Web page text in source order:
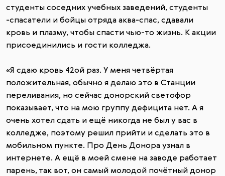
студенты соседних учебных заведений, студенты
-спасатели и бойцы отряда аква-спас, сдавали
кровь и плазму, чтобы спасти чью-то жизнь. К акции
присоединились и гости колледжа.
«Я сдаю кровь 42ой раз. У меня четвёртая
положительная, обычно я делаю это в Станции
переливания, но сейчас донорский светофор
показывает, что на мою группу дефицита нет. А я
очень хотел сдать и ещё никогда не был у вас в
колледже, поэтому решил прийти и сделать это в
мобильном пункте. Про День Донора узнал в
интернете. А ещё в моей смене на заводе работает
парень, так вот, он самый молодой почётный донор